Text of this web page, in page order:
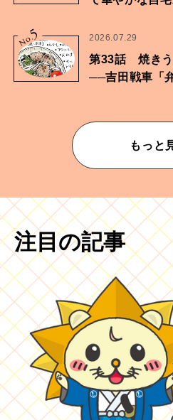
No.5 2026.07.29
第33話 焼きう
──吉田戦車「
もっと
注目の記事